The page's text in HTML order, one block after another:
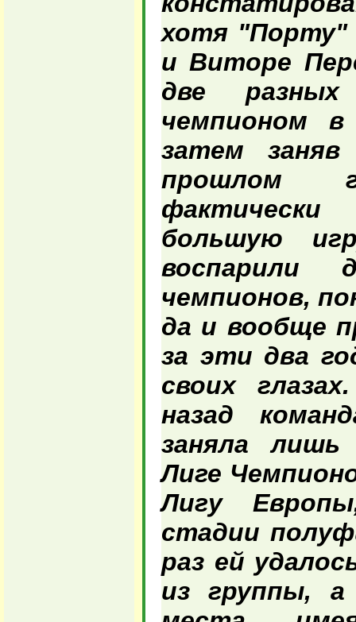
хотя "Порту"
и Виторе
две
чемпионом в
затем
прошлом
большую
чемпионов,
да и вообще
за эти два
своих
назад
заняла
Лиге
Лигу
стадии
раз ей
из группы,